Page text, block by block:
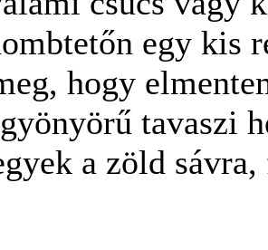
egy kis
hogy
tavaszi
a zöld